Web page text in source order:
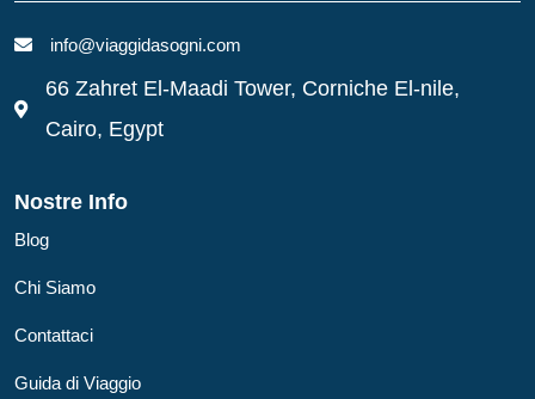
info@viaggidasogni.com
66 Zahret El-Maadi Tower, Corniche El-nile,
Cairo, Egypt
Nostre Info
Blog
Chi Siamo
Contattaci
Guida di Viaggio